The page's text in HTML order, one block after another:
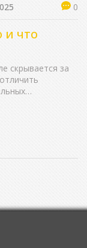
0
и что
скрывается за
клиенту,
полезной